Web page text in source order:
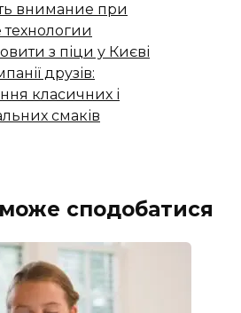
внимание при
з піци у Києві
друзів:
класичних і
смаків
сподобатися